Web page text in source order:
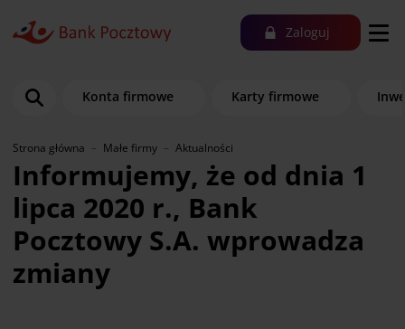
Zaloguj
Konta firmowe Karty firmowe
Strona główna Małe firmy Aktualności
Informujemy, że od dnia 1
lipca 2020 r., Bank
Pocztowy S.A. wprowadza
zmiany